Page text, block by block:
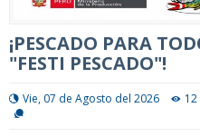
¡PESCADO PARA
"FESTI PESCADO"!
Vie, 07 de Agosto del 2026 12